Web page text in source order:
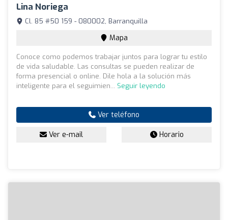
Lina Noriega
Cl. 85 #50 159 - 080002, Barranquilla
Mapa
Conoce como podemos trabajar juntos para lograr tu estilo
de vida saludable. Las consultas se pueden realizar de
forma presencial o online. Dile hola a la solución más
inteligente para el seguimien... Seguir leyendo
Ver teléfono
Ver e-mail Horario